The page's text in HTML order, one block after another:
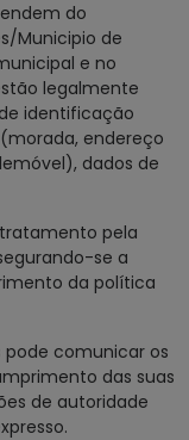
do
Municipio de
e no
legalmente
identificação
endereço
dados de
pela
se a
da política
pode comunicar os
das suas
de autoridade